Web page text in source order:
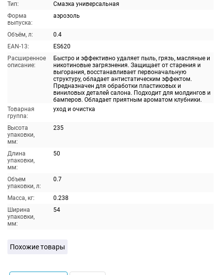
Тип:
Смазка универсальная
Форма
выпуска:
аэрозоль
Объём, л:
0.4
EAN-13:
ES620
Расширенное
описание:
Быстро и эффективно удаляет пыль, грязь, масляные и
никотиновые загрязнения. Защищает от старения и
выгорания, восстанавливает первоначальную
структуру, обладает антистатическим эффектом.
Предназначен для обработки пластиковых и
виниловых деталей салона. Подходит для молдингов и
бамперов. Обладает приятным ароматом клубники.
Товарная
группа:
уход и очистка
Высота
упаковки,
мм:
235
Длина
упаковки,
мм:
50
Объем
упаковки, л:
0.7
Масса, кг:
0.238
Ширина
упаковки,
мм:
54
Похожие товары